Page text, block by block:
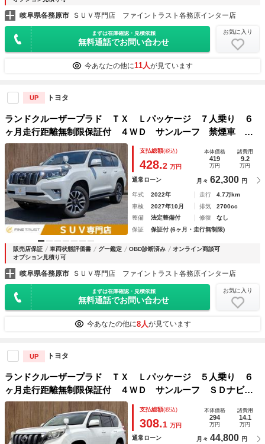
岐阜県各務原市 ＳＵＶ専門店 ファイントラスト各務原インター店
まずは在庫確認・見積依頼
無料通話でお問い合わせ
お気に入り
今あなたの他に11人が見ています
UP トヨタ
ランドクルーザープラド ＴＸ Ｌパッケージ ７人乗り ６
ヶ月走行距離無制限保証付 ４ＷＤ サンルーフ 禁煙車 純
正９インチナビ レーダークルーズコントロール 衝突軽減ブ
レーキ 本革シート シートヒーター シートエアコン ＭＴ
モード付 クリアランスソナー
支払総額(税込)
428.2 万円
本体価格
419
万円
諸費用
9.2
万円
通常ローン 月々 62,300 円
年式 2022年 走行
4.7万km
車検
2027年10月 排気
2700cc
整備
法定整備付 修復
なし
保証
保証付 (6ヶ月・走行無制限)
販売店保証 車両状態評価書 グー鑑定 OBD診断済み
オンライン商談可
オプション見積り可
岐阜県各務原市 ＳＵＶ専門店 ファイントラスト各務原インター店
まずは在庫確認・見積依頼
無料通話でお問い合わせ
お気に入り
今あなたの他に8人が見ています
UP トヨタ
ランドクルーザープラド ＴＸ Ｌパッケージ ５人乗り ６
ヶ月走行距離無制限保証付 ４ＷＤ サンルーフ ＳＤナビ
フルセグＴＶ 禁煙車 バックカメラ ＥＴＣ モデリスタフ
ルエアロ アイボリー本革シート クルーズコントロール Ｌ
ＥＤヘッドライト シートヒータ
支払総額(税込)
308.1 万円
本体価格
294
万円
諸費用
14.1
万円
通常ローン 月々 44,800 円